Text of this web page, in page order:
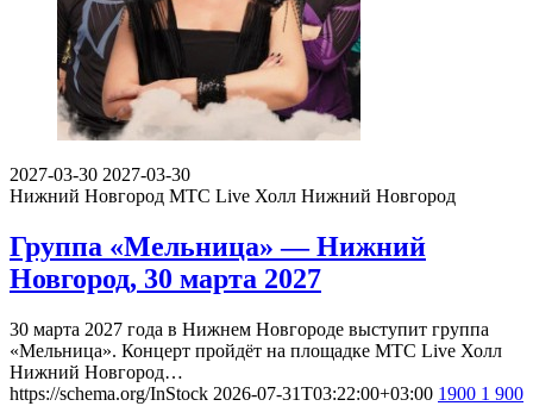
2027-03-30 2027-03-30
Нижний Новгород МТС Live Холл Нижний Новгород
Группа «Мельница» — Нижний
Новгород, 30 марта 2027
30 марта 2027 года в Нижнем Новгороде выступит группа
«Мельница». Концерт пройдёт на площадке МТС Live Холл
Нижний Новгород…
https://schema.org/InStock 2026-07-31T03:22:00+03:00 1900 1 900